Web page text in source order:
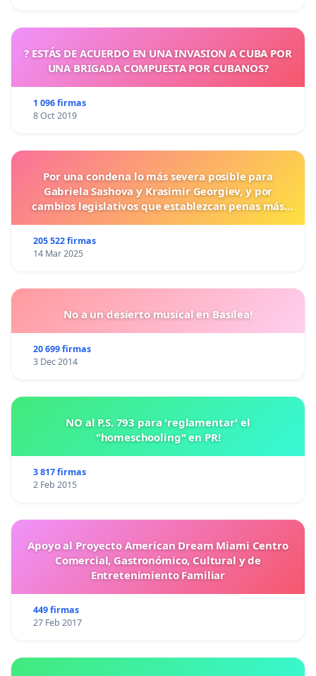
? ESTÁS DE ACUERDO EN UNA INVASION A CUBA POR
UNA BRIGADA COMPUESTA POR CUBANOS?
1 096 firmas
8 Oct 2019
Por una condena lo más severa posible para
Gabriela Sashova y Krasimir Georgiev, y por
cambios legislativos que establezcan penas más
205 522 firmas
14 Mar 2025
No a un desierto musical en Basilea!
20 699 firmas
3 Dec 2014
NO al P.S. 793 para 'reglamentar' el
"homeschooling" en PR!
3 817 firmas
2 Feb 2015
Apoyo al Proyecto American Dream Miami Centro
Comercial, Gastronómico, Cultural y de
Entretenimiento Familiar
449 firmas
27 Feb 2017